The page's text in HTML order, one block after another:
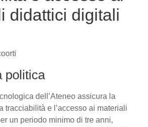
didattici digitali
politica
dell’Ateneo assicura la
tracciabilità e l’accesso ai materiali
un periodo minimo di tre anni,